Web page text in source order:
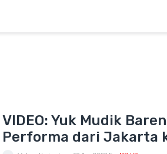
VIDEO: Yuk Mudik
Performa dari Jakarta